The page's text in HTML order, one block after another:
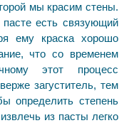
мы красим стены.
есть связующий
ему краска хорошо
что со временем
этот процесс
загуститель, тем
определить степень
из пасты легко